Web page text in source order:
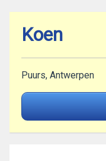
Koen
Puurs, Antwerpen